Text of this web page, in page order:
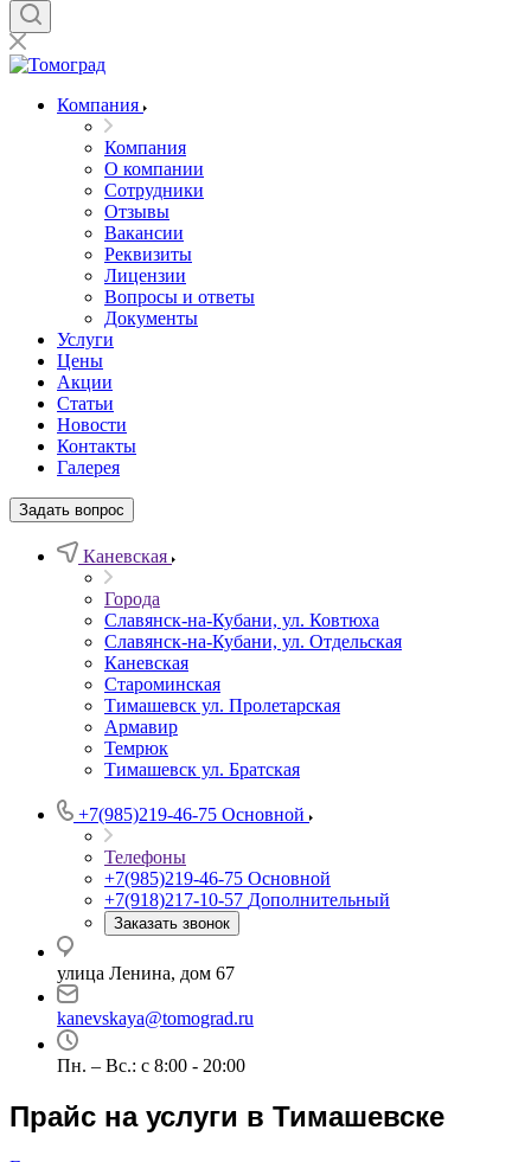
Компания
Компания
О компании
Сотрудники
Отзывы
Вакансии
Реквизиты
Лицензии
Вопросы и ответы
Документы
Услуги
Цены
Акции
Статьи
Новости
Контакты
Галерея
Задать вопрос
Каневская
Города
Славянск-на-Кубани, ул. Ковтюха
Славянск-на-Кубани, ул. Отдельская
Каневская
Староминская
Тимашевск ул. Пролетарская
Армавир
Темрюк
Тимашевск ул. Братская
+7(985)219-46-75 Основной
Телефоны
+7(985)219-46-75 Основной
+7(918)217-10-57 Дополнительный
Заказать звонок
улица Ленина, дом 67
kanevskaya@tomograd.ru
Пн. – Вс.: c 8:00 - 20:00
Прайс на услуги в Тимашевске